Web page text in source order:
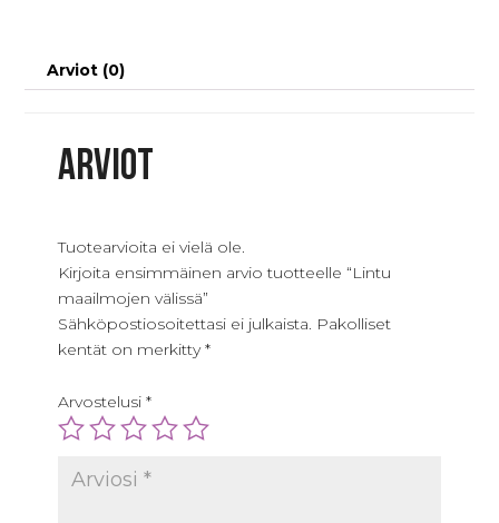
Arviot (0)
Arviot
Tuotearvioita ei vielä ole.
Kirjoita ensimmäinen arvio tuotteelle “Lintu
maailmojen välissä”
Sähköpostiosoitettasi ei julkaista. Pakolliset
kentät on merkitty*
Arvostelusi*